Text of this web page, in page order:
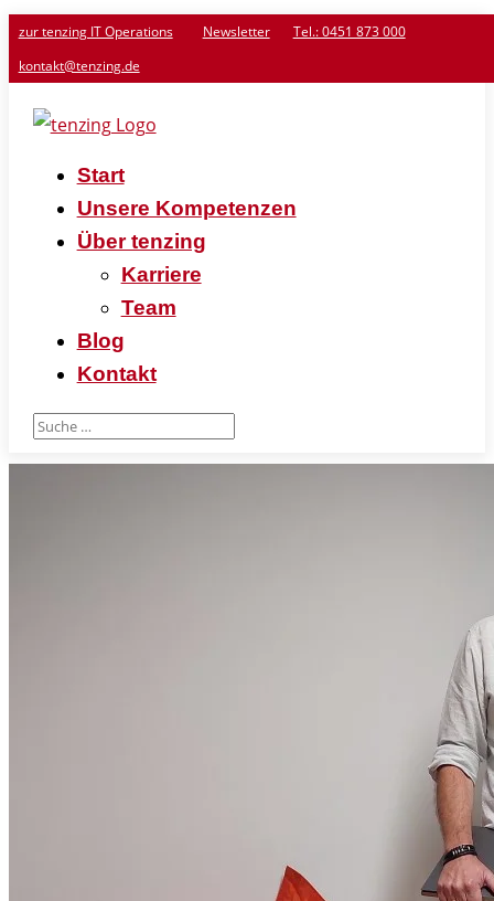
zur tenzing IT Operations Newsletter
Tel.: 0451 873 000
kontakt@tenzing.de
Start
Unsere Kompetenzen
Über tenzing
Karriere
Team
Blog
Kontakt